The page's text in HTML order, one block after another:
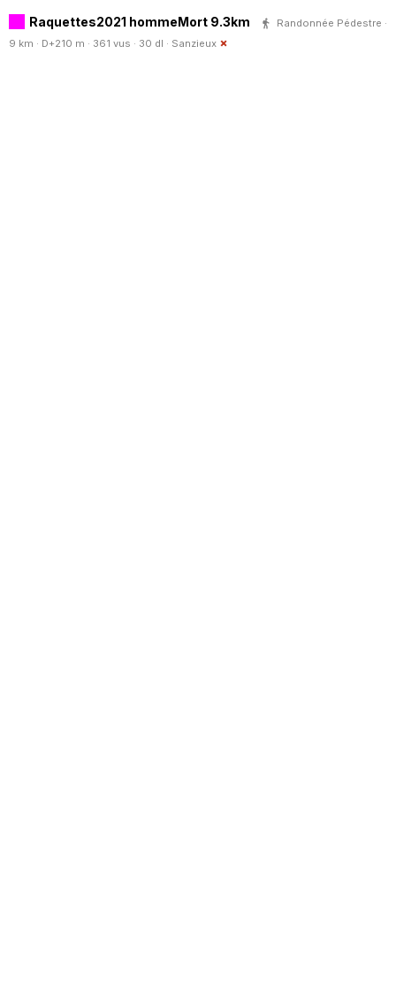
Raquettes2021 hommeMort 9.3km
Randonnée Pédestre ·
9 km · D+210 m · 361 vus · 30 dl · Sanzieux